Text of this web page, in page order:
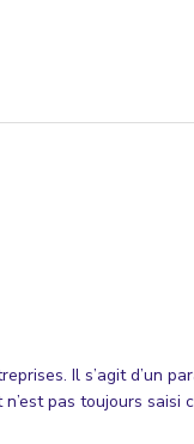
Il s’agit d’un
pas toujours